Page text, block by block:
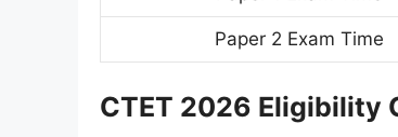
Paper 2 Exam Time
CTET 2026 Eligibility